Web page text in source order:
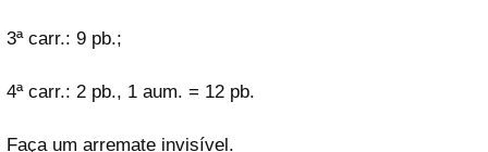
3ª carr.: 9 pb.;
4ª carr.: 2 pb., 1 aum. = 12 pb.
Faça um arremate invisível.